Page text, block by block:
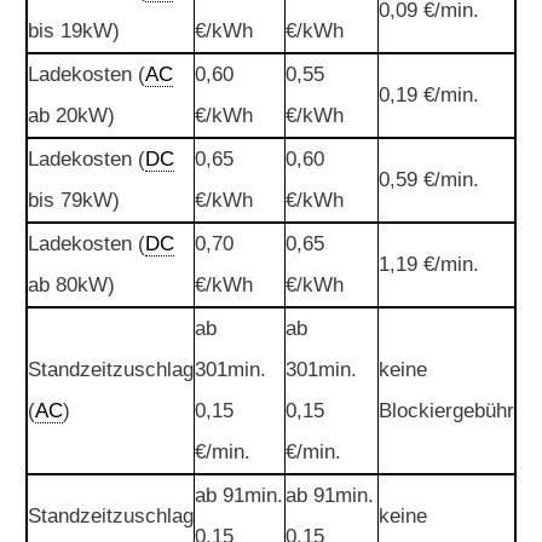
bis 19kW)
€/kWh
€/kWh
0,09 €/min.
Ladekosten (AC
ab 20kW)
0,60
€/kWh
0,55
€/kWh
0,19 €/min.
Ladekosten (DC
bis 79kW)
0,65
€/kWh
0,60
€/kWh
0,59 €/min.
Ladekosten (DC
ab 80kW)
0,70
€/kWh
0,65
€/kWh
1,19 €/min.
Standzeitzuschlag
(AC)
ab
301min.
0,15
€/min.
ab
301min.
0,15
€/min.
keine
Blockiergebühr
Standzeitzuschlag
ab 91min.
0,15
ab 91min.
0,15
keine